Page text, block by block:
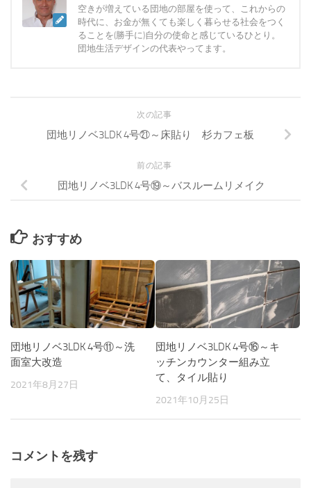
空きが増えている団地の部屋を使って、これからの
時代に、お金が無くても楽しく暮らせる社会をつく
ることを(勝手に)自分の使命と感じているひとり。
団地生活デザインの代表やってます。
次の記事
団地リノベ3LDK 4号㉑～床貼り 杉カフェ板
前の記事
団地リノベ3LDK 4号⑲～バスルームリメイク
おすすめ
団地リノベ3LDK 4号⑪～洗
面室大改造
2021年8月27日
団地リノベ3LDK 4号⑯～キ
ッチンカウンター組み立
て、タイル貼り
2021年10月25日
コメントを残す